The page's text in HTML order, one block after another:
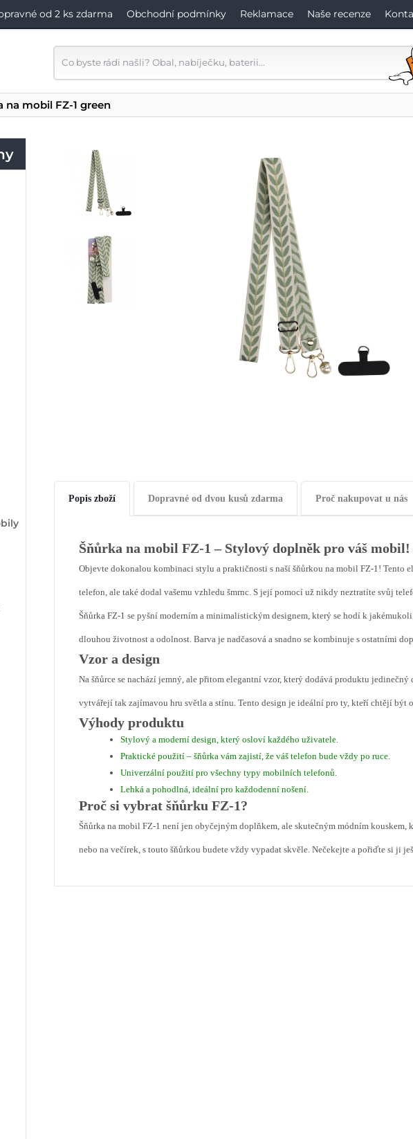
od 2 ks zdarma Obchodní podmínky Reklamace Naše recenze
na mobil FZ-1 green
Popis zboží Dopravné od dvou kusů zdarma Proč nakupovat u nás
Šňůrka na mobil FZ-1 – Stylový doplněk pro váš mobil!
Objevte dokonalou kombinaci stylu a praktičnosti s naší šňůrkou na mobil FZ-1! Tento
telefon, ale také dodal vašemu vzhledu šmrnc. S její pomocí už nikdy neztratíte svůj
Šňůrka FZ-1 se pyšní moderním a minimalistickým designem, který se hodí k
dlouhou životnost a odolnost. Barva je nadčasová a snadno se kombinuje s ostatními
Vzor a design
Na šňůrce se nachází jemný, ale přitom elegantní vzor, který dodává produktu
vytvářejí tak zajímavou hru světla a stínu. Tento design je ideální pro ty, kteří chtějí být
Výhody produktu
Stylový a moderní design, který osloví každého uživatele.
Praktické použití – šňůrka vám zajistí, že váš telefon bude vždy po ruce.
Univerzální použití pro všechny typy mobilních telefonů.
Lehká a pohodlná, ideální pro každodenní nošení.
Proč si vybrat šňůrku FZ-1?
Šňůrka na mobil FZ-1 není jen obyčejným doplňkem, ale skutečným módním kouskem,
nebo na večírek, s touto šňůrkou budete vždy vypadat skvěle. Nečekejte a pořiďte si ji